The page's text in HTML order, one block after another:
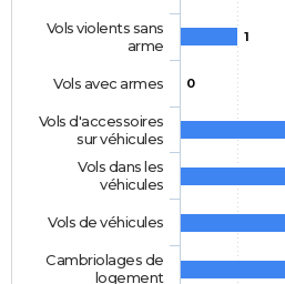
1
0
Vols violents sans
arme
Vols avec armes
Vols d'accessoires
sur véhicules
Vols dans les
véhicules
Vols de véhicules
Cambriolages de
logement